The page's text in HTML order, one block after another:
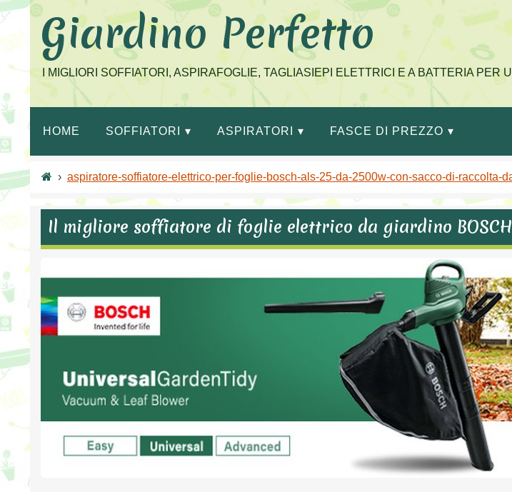
Salta
contenuto
Giardino Perfetto
I MIGLIORI SOFFIATORI, ASPIRAFOGLIE, TAGLIASIEPI ELETTRICI E A BATTERIA PER
HOME SOFFIATORI ASPIRATORI FASCE DI PREZZO
› aspiratore-soffiatore-elettrico-per-foglie-bosch-als-25-da-2500w-con-sacco-di-raccolta-
Il migliore soffiatore di foglie elettrico da giardino BOSCH